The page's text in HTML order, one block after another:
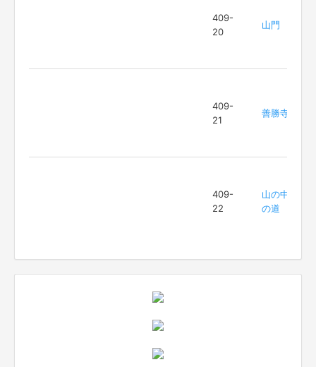
409-
20
山門
409-
21
善勝寺
409-
22
山の中
の道